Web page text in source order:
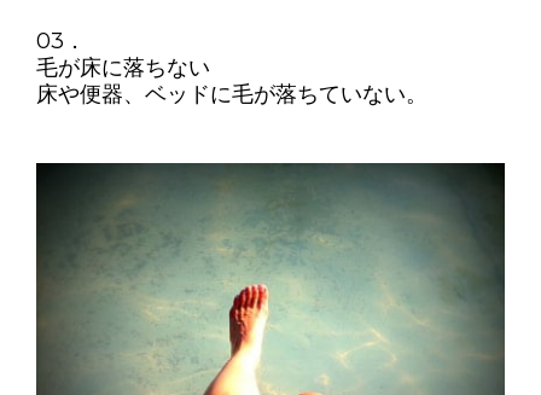
03．
毛が床に落ちない
床や便器、ベッドに毛が落ちていない。